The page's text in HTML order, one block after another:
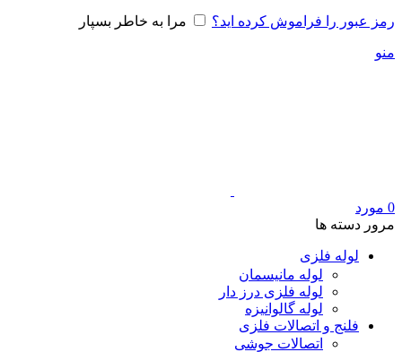
رمز عبور را فراموش کرده اید؟ مرا به خاطر بسپار
منو
0 مورد
مرور دسته ها
لوله فلزی
لوله مانیسمان
لوله فلزی درز دار
لوله گالوانیزه
فلنج و اتصالات فلزی
اتصالات جوشی